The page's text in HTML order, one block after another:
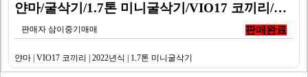
얀마/굴삭기/1.7톤 미니굴삭기/VIO17 코끼리/20…
판매자 삼이중기매매 판매완료
얀마 | VIO17 코끼리 | 2022년식 | 1.7톤 미니굴삭기